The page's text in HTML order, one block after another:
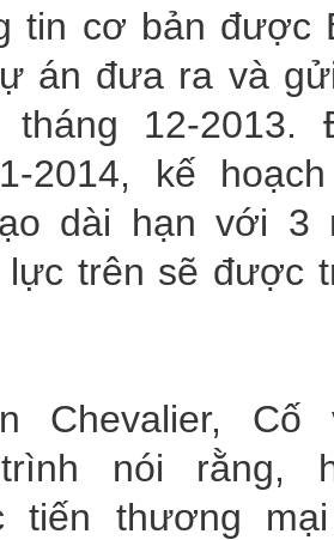
tin cơ bản được
án đưa ra và
tháng 12-2013.
2014, kế
dài hạn với 3
lực trên sẽ được
Chevalier, Cố
nói rằng,
tiến thương